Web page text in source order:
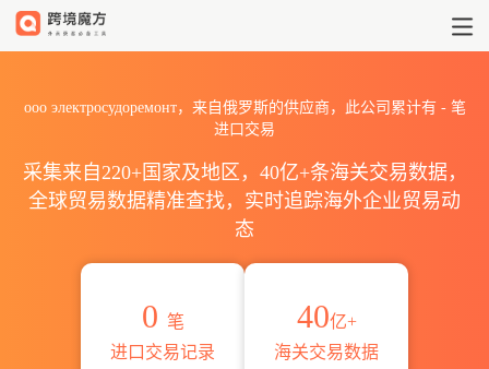
ооо электросудоремонт，来自俄罗斯的供应商，此公司累计有 -笔
进口交易
采集来自220+国家及地区，40亿+条海关交易数据，
全球贸易数据精准查找，实时追踪海外企业贸易动
态
0 笔
进口交易记录
40亿+
海关交易数据